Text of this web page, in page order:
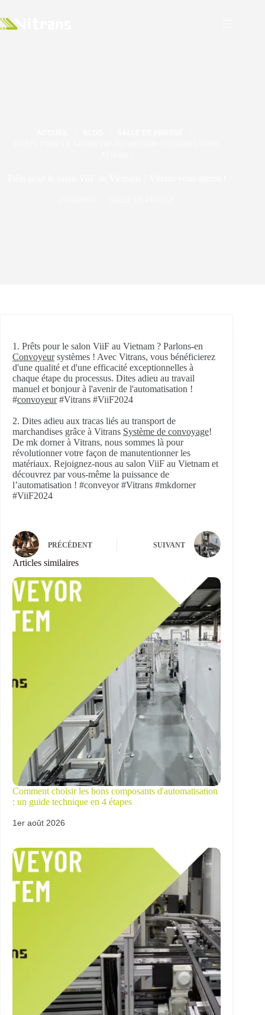
1. Prêts pour le salon ViiF au Vietnam ? Parlons-en
Convoyeursystèmes ! Avec Vitrans, vous bénéficierez
d'une qualité et d'une efficacité exceptionnelles à
chaque étape du processus. Dites adieu au travail
manuel et bonjour à l'avenir de l'automatisation !
#convoyeur#Vitrans #ViiF2024
2. Dites adieu aux tracas liés au transport de
marchandises grâce à Vitrans Système de convoyage!
De mk dorner à Vitrans, nous sommes là pour
révolutionner votre façon de manutentionner les
matériaux. Rejoignez-nous au salon ViiF au Vietnam et
découvrez par vous-même la puissance de
l’automatisation ! #conveyor #Vitrans #mkdorner
#ViiF2024
PRÉCÉDENT SUIVANT
Articles similaires
Comment choisir les bons composants d'automatisation
: un guide technique en 4 étapes
1er août 2026